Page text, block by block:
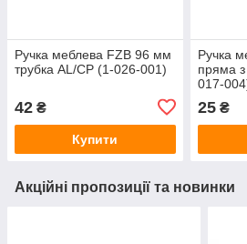
Ручка меблева FZB 96 мм
трубка AL/CP (1-026-001)
42 ₴
Купити
Ручка
пряма
017-
25₴
Акційні пропозиції та новинки